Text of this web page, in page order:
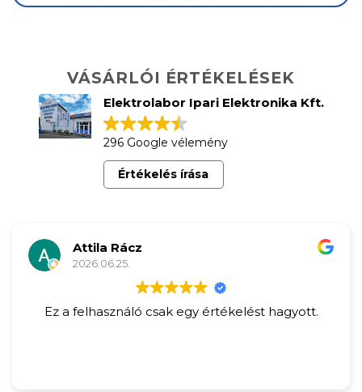
VÁSÁRLÓI ÉRTÉKELÉSEK
Elektrolabor Ipari Elektronika Kft.
296 Google vélemény
Értékelés írása
Attila Rácz
2026.06.25.
Ez a felhasználó csak egy értékelést hagyott.